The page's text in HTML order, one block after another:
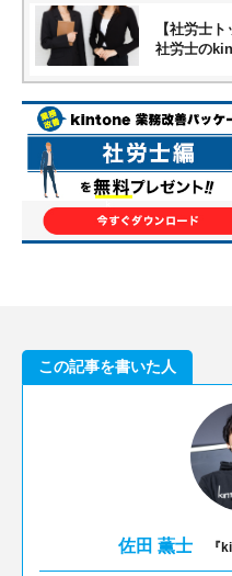
【社労士ト
社労士の
この記事を書いた人
佐田 薫士 『